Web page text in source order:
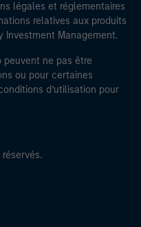
Management
et d’autres
de remplir les
du
contre le
financière.
perte découlant
déclaration ou
accepter
légales et réglementaires
relatives aux produits
Investment Management.
peuvent ne pas être
ou pour certaines
d’utilisation pour